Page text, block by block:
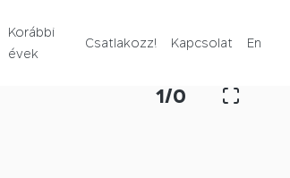
Korábbi
évek
Csatlakozz! Kapcsolat En
1/0